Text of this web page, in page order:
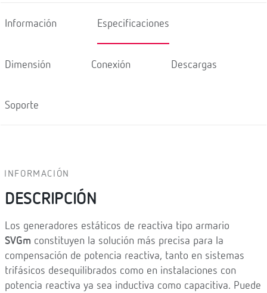
Información Especificaciones
Dimensión Conexión Descargas
Soporte
INFORMACIÓN
DESCRIPCIÓN
Los generadores estáticos de reactiva tipo armario
SVGm constituyen la solución más precisa para la
compensación de potencia reactiva, tanto en sistemas
trifásicos desequilibrados como en instalaciones con
potencia reactiva ya sea inductiva como capacitiva. Puede